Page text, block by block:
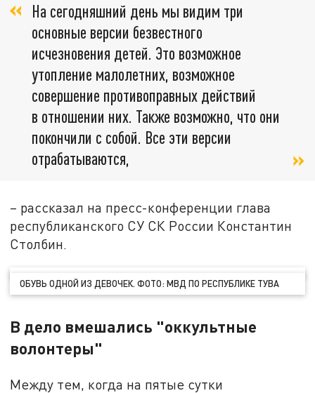
На сегодняшний день мы видим три
основные версии безвестного
исчезновения детей. Это возможное
утопление малолетних, возможное
совершение противоправных действий
в отношении них. Также возможно, что они
покончили с собой. Все эти версии
отрабатываются,
– рассказал на пресс-конференции глава
республиканского СУ СК России Константин
Столбин.
ОБУВЬ ОДНОЙ ИЗ ДЕВОЧЕК. ФОТО: МВД ПО РЕСПУБЛИКЕ ТУВА
В дело вмешались "оккультные
волонтеры"
Между тем, когда на пятые сутки